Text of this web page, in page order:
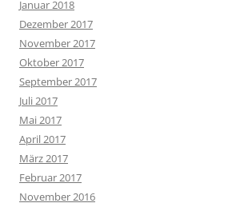
Januar 2018
Dezember 2017
November 2017
Oktober 2017
September 2017
Juli 2017
Mai 2017
April 2017
März 2017
Februar 2017
November 2016